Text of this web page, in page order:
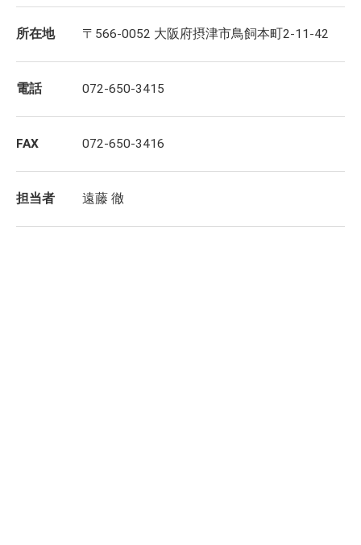
所在地 〒566-0052 大阪府摂津市鳥飼本町2-11-42
電話 072-650-3415
FAX 072-650-3416
担当者 遠藤 徹